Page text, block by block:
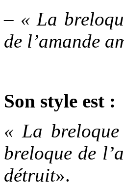
– « La
de l’amande
Son style est :
« La
breloque de
détruit».